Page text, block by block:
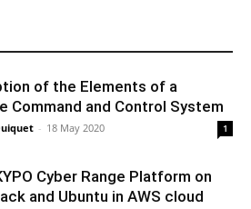
of the Elements of a
Command and Control System
- 18 May 2020 1
Cyber Range Platform on
and Ubuntu in AWS cloud